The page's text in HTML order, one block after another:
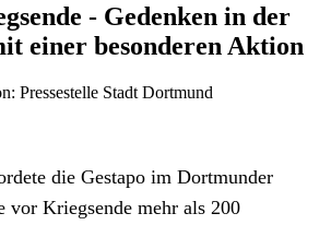
- Gedenken in der
einer besonderen Aktion
Pressestelle Stadt Dortmund
die Gestapo im Dortmunder
vor Kriegsende mehr als 200